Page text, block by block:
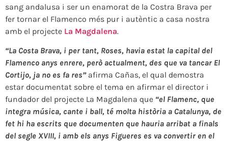
sang andalusa i ser un enamorat de la Costra Brava per
fer tornar el Flamenco més pur i autèntic a casa nostra
amb el projecte La Magdalena.
“La Costa Brava, i per tant, Roses, havia estat la capital del
Flamenco anys enrere, però actualment, des que va tancar El
Cortijo, ja no es fa res”afirma Cañas, el qual demostra
estar documentat sobre el tema en afirmar el director i
fundador del projecte La Magdalena que “el Flamenc, que
integra música, cante i ball, té molta història a Catalunya, de
fet hi ha escrits que documenten que hauria arribat a finals
del segle XVIII, i amb els anys Figueres es va convertir en el